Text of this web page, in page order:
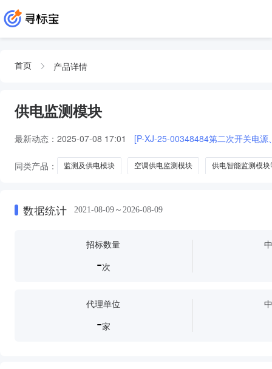
首页 产品详情
供电监测模块
最新动态： 2025-07-08 17:01 [P-XJ-25-00348484第二次开关电
同类产品： 监测及供电模块 空调供电监测模块 供电智能监测模块
数据统计 2021-08-09～2026-08-09
招标数量
-次
代理单位
-家